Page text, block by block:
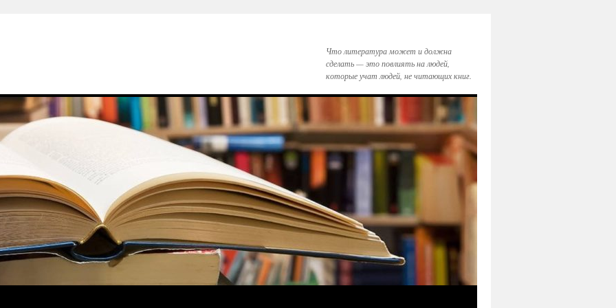
Что литература может и должна
сделать — это повлиять на людей,
которые учат людей, не читающих книг.